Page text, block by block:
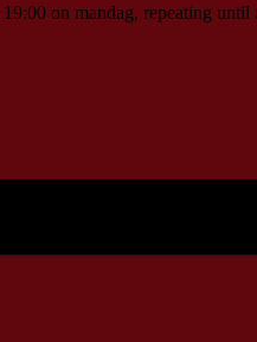
on mandag, repeating until